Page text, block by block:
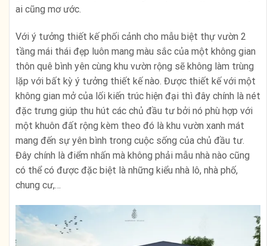
ai cũng mơ ước.
Với ý tưởng thiết kế phối cảnh cho mẫu biệt thự vườn 2
tầng mái thái đẹp luôn mang màu sắc của một không gian
thôn quê bình yên cùng khu vườn rộng sẽ không làm trùng
lặp với bất kỳ ý tưởng thiết kế nào. Được thiết kế với một
không gian mở của lối kiến trúc hiện đại thì đây chính là nét
đặc trưng giúp thu hút các chủ đầu tư bởi nó phù hợp với
một khuôn đất rộng kèm theo đó là khu vườn xanh mát
mang đến sự yên bình trong cuộc sống của chủ đầu tư.
Đây chính là điểm nhấn mà không phải mẫu nhà nào cũng
có thể có được đặc biệt là những kiểu nhà lô, nhà phố,
chung cư,…